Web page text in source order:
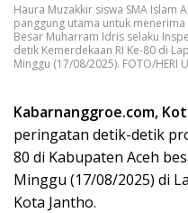
Haura Muzakkir siswa SMA Islam
panggung utama untuk
Besar Muharram Idris selaku
detik Kemerdekaan RI Ke-80 di
Minggu (17/08/2025). FOTO/HERI
Kabarnanggroe.com,
peringatan detik-detik
80 di Kabupaten Aceh
Minggu (17/08/2025) di
Kota Jantho.